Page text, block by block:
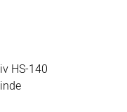
HS-140